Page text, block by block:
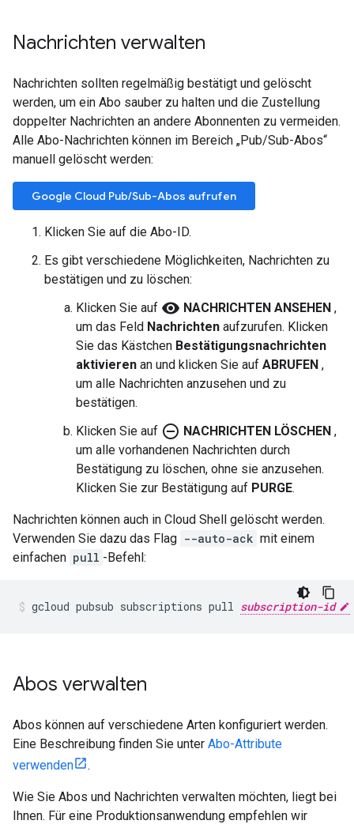
Nachrichten verwalten
Nachrichten sollten regelmäßig bestätigt und gelöscht
werden, um ein Abo sauber zu halten und die Zustellung
doppelter Nachrichten an andere Abonnenten zu vermeiden.
Alle Abo-Nachrichten können im Bereich „Pub/Sub-Abos“
manuell gelöscht werden:
Google Cloud Pub/Sub-Abos aufrufen
Klicken Sie auf die Abo-ID.
Es gibt verschiedene Möglichkeiten, Nachrichten zu
bestätigen und zu löschen:
Klicken Sie auf visibility NACHRICHTEN ANSEHEN ,
um das Feld Nachrichten aufzurufen. Klicken
Sie das Kästchen Bestätigungsnachrichten
aktivieren an und klicken Sie auf ABRUFEN ,
um alle Nachrichten anzusehen und zu
bestätigen.
Klicken Sie auf remove_circle_outline NACHRICHTEN LÖSCHEN ,
um alle vorhandenen Nachrichten durch
Bestätigung zu löschen, ohne sie anzusehen.
Klicken Sie zur Bestätigung auf PURGE.
Nachrichten können auch in Cloud Shell gelöscht werden.
Verwenden Sie dazu das Flag --auto-ack mit einem
einfachen pull -Befehl:
gcloud pubsub subscriptions pull subscription-id
Abos verwalten
Abos können auf verschiedene Arten konfiguriert werden.
Eine Beschreibung finden Sie unter Abo-Attribute
verwenden
.
Wie Sie Abos und Nachrichten verwalten möchten, liegt bei
Ihnen. Für eine Produktionsanwendung empfehlen wir